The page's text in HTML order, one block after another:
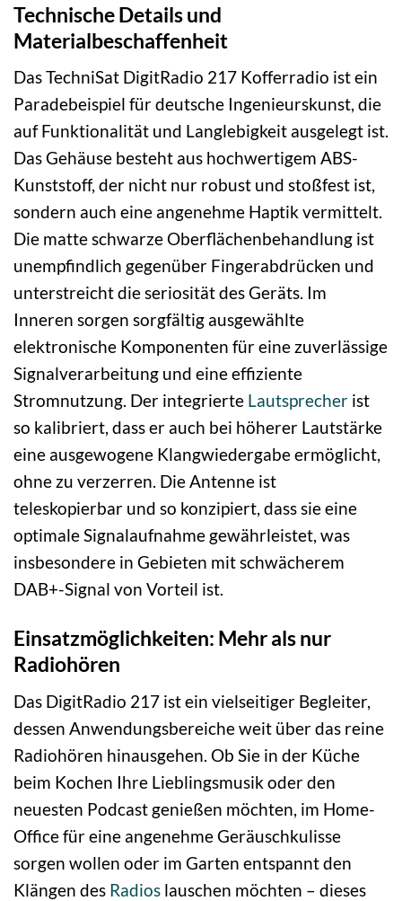
Technische Details und
Materialbeschaffenheit
Das TechniSat DigitRadio 217 Kofferradio ist ein
Paradebeispiel für deutsche Ingenieurskunst, die
auf Funktionalität und Langlebigkeit ausgelegt ist.
Das Gehäuse besteht aus hochwertigem ABS-
Kunststoff, der nicht nur robust und stoßfest ist,
sondern auch eine angenehme Haptik vermittelt.
Die matte schwarze Oberflächenbehandlung ist
unempfindlich gegenüber Fingerabdrücken und
unterstreicht die seriosität des Geräts. Im
Inneren sorgen sorgfältig ausgewählte
elektronische Komponenten für eine zuverlässige
Signalverarbeitung und eine effiziente
Stromnutzung. Der integrierte Lautsprecher ist
so kalibriert, dass er auch bei höherer Lautstärke
eine ausgewogene Klangwiedergabe ermöglicht,
ohne zu verzerren. Die Antenne ist
teleskopierbar und so konzipiert, dass sie eine
optimale Signalaufnahme gewährleistet, was
insbesondere in Gebieten mit schwächerem
DAB+-Signal von Vorteil ist.
Einsatzmöglichkeiten: Mehr als nur
Radiohören
Das DigitRadio 217 ist ein vielseitiger Begleiter,
dessen Anwendungsbereiche weit über das reine
Radiohören hinausgehen. Ob Sie in der Küche
beim Kochen Ihre Lieblingsmusik oder den
neuesten Podcast genießen möchten, im Home-
Office für eine angenehme Geräuschkulisse
sorgen wollen oder im Garten entspannt den
Klängen des Radios lauschen möchten – dieses